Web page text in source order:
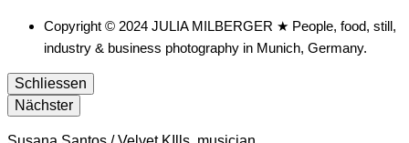
Copyright © 2024 JULIA MILBERGER ★ People, food, still,
industry & business photography in Munich, Germany.
Schliessen
Nächster